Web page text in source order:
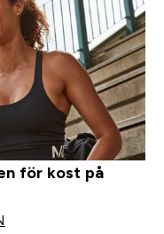
för kost på